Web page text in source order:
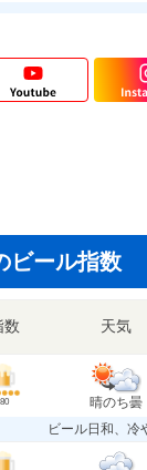
ビール指数
数 天気
80 晴のち曇
ビール日和、冷